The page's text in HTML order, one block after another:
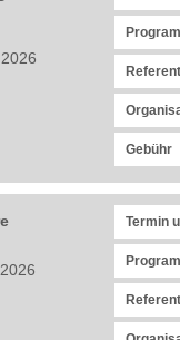
Gebühr
Termin